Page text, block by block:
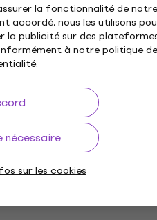
la fonctionnalité de notre
accordé, nous les utilisons
la publicité sur des
à notre politique de
.
nécessaire
sur les cookies